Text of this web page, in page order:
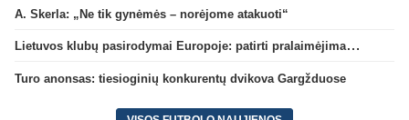
A. Skerla: „Ne tik gynėmės – norėjome atakuoti“
Lietuvos klubų pasirodymai Europoje: patirti pralaimėjimai Kroatijos atstovams
Turo anonsas: tiesioginių konkurentų dvikova Gargžduose